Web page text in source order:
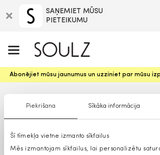
Piekrišana Sīkāka informācija
Šī tīmekļa vietne izmanto sīkfailus
Mēs izmantojam sīkfailus, lai personalizētu
SAŅEMIET MŪSU
PIETEIKUMU
Abonējiet mūsu jaunumus un uzziniet par mūsu